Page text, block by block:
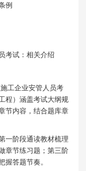
例
试：相关介绍
工企业安管人员考
程）涵盖考试大纲规
节内容，结合题库章
一阶段通读教材梳理
章节练习题；第三阶
握答题节奏。